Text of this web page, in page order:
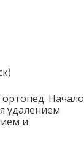
Начало
удалением
и